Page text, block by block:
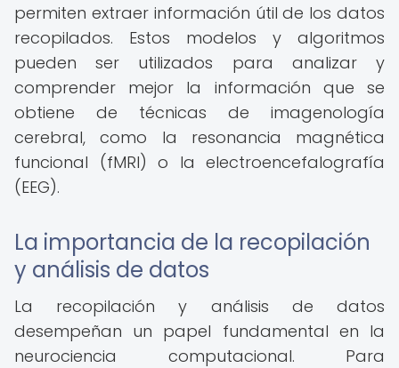
permiten extraer información útil de los datos
recopilados. Estos modelos y algoritmos
pueden ser utilizados para analizar y
comprender mejor la información que se
obtiene de técnicas de imagenología
cerebral, como la resonancia magnética
funcional (fMRI) o la electroencefalografía
(EEG).
La importancia de la recopilación
y análisis de datos
La recopilación y análisis de datos
desempeñan un papel fundamental en la
neurociencia computacional. Para